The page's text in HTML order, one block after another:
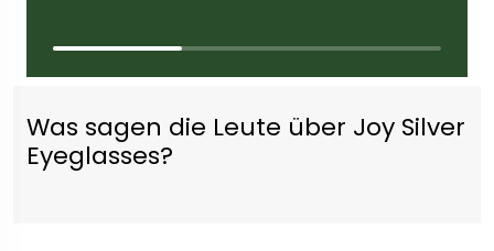
Was sagen die Leute über Joy Silver
Eyeglasses?